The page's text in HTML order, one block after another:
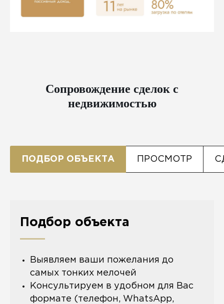
Сопровождение сделок с
недвижимостью
ПОДБОР ОБЪЕКТА ПРОСМОТР
Подбор объекта
Выявляем ваши пожелания до
самых тонких мелочей
Консультируем в удобном для Вас
формате (телефон, WhatsApp,